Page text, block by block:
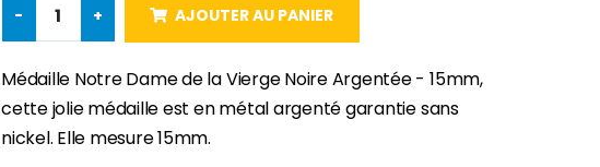
- + AJOUTER AU PANIER
Médaille Notre Dame de la Vierge Noire Argentée - 15mm,
cette jolie médaille est en métal argenté garantie sans
nickel. Elle mesure 15mm.